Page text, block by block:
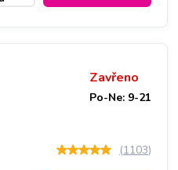
Zavřeno
Po-Ne: 9-21
(1103)